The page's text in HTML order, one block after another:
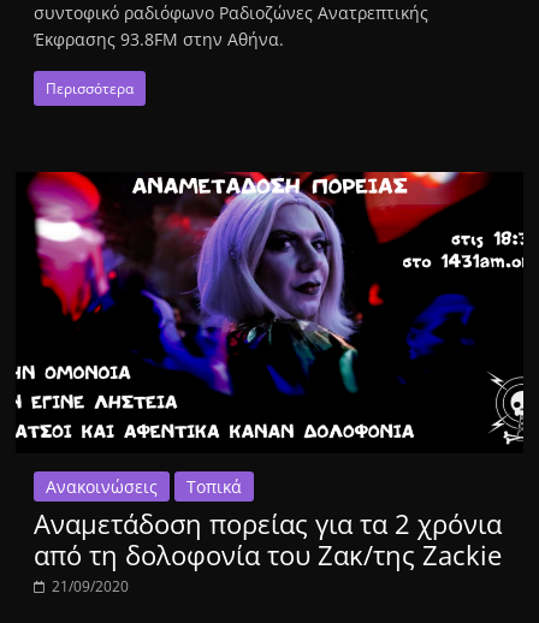
συντοφικό ραδιόφωνο Ραδιοζώνες Ανατρεπτικής
Έκφρασης 93.8FM στην Αθήνα.
Περισσότερα
Ανακοινώσεις Τοπικά
Αναμετάδοση πορείας για τα 2 χρόνια
από τη δολοφονία του Ζακ/της Zackie
21/09/2020